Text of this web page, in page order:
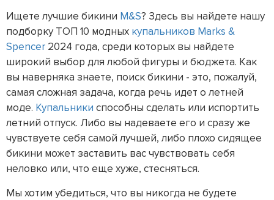
Ищете лучшие бикини M&S? Здесь вы найдете нашу
подборку ТОП 10 модных купальников Marks &
Spencer 2024 года, среди которых вы найдете
широкий выбор для любой фигуры и бюджета. Как
вы наверняка знаете, поиск бикини - это, пожалуй,
самая сложная задача, когда речь идет о летней
моде. Купальники способны сделать или испортить
летний отпуск. Либо вы надеваете его и сразу же
чувствуете себя самой лучшей, либо плохо сидящее
бикини может заставить вас чувствовать себя
неловко или, что еще хуже, стесняться.
Мы хотим убедиться, что вы никогда не будете